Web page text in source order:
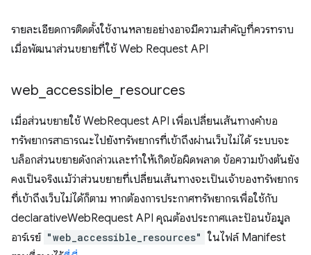
รายละเอียดการติดตั้งใช้งานหลายอย่างอาจมีความสำคัญที่ควรทราบ
เมื่อพัฒนาส่วนขยายที่ใช้ Web Request API
web accessible resources
เมื่อส่วนขยายใช้ WebRequest API เพื่อเปลี่ยนเส้นทางคำขอ
ทรัพยากรสาธารณะไปยังทรัพยากรที่เข้าถึงผ่านเว็บไม่ได้ ระบบจะ
บล็อกส่วนขยายดังกล่าวและทำให้เกิดข้อผิดพลาด ข้อความข้างต้นยัง
คงเป็นจริงแม้ว่าส่วนขยายที่เปลี่ยนเส้นทางจะเป็นเจ้าของทรัพยากร
ที่เข้าถึงเว็บไม่ได้ก็ตาม หากต้องการประกาศทรัพยากรเพื่อใช้กับ
declarativeWebRequest API คุณต้องประกาศและป้อนข้อมูล
อาร์เรย์ "web_accessible_resources" ในไฟล์ Manifest